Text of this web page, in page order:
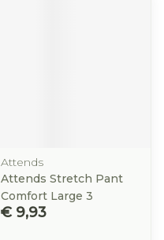
Attends
Attends Stretch Pant
Comfort Large 3
€ 9,93